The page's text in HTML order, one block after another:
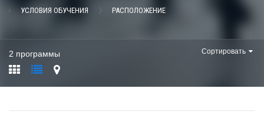
УСЛОВИЯ ОБУЧЕНИЯ РАСПОЛОЖЕНИЕ
2 программы Сортировать